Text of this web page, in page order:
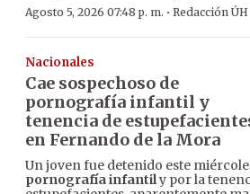
Agosto 5, 2026 07:48 p. m. · Redacción ÚH
Nacionales
Cae sospechoso de
pornografía infantil y
tenencia de
en Fernando de la Mora
Un joven fue detenido este
pornografía infantily por la